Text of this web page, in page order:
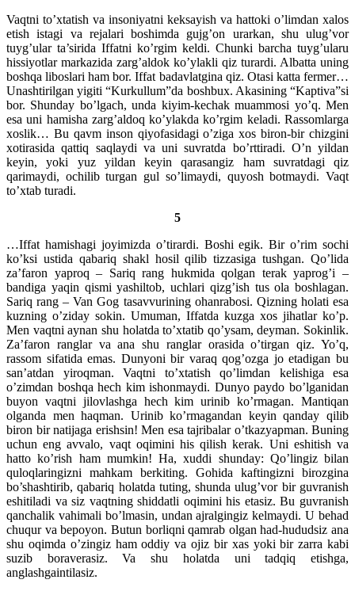
Vaqtni to’xtatish va insoniyatni keksayish va hattoki o’limdan xalos
etish istagi va rejalari boshimda gujg’on urarkan, shu ulug’vor
tuyg’ular ta’sirida Iffatni ko’rgim keldi. Chunki barcha tuyg’ularu
hissiyotlar markazida zarg’aldok ko’ylakli qiz turardi. Albatta uning
boshqa liboslari ham bor. Iffat badavlatgina qiz. Otasi katta fermer…
Unashtirilgan yigiti “Kurkullum”da boshbux. Akasining “Kaptiva”si
bor. Shunday bo’lgach, unda kiyim-kechak muammosi yo’q. Men
esa uni hamisha zarg’aldoq ko’ylakda ko’rgim keladi. Rassomlarga
xoslik… Bu qavm inson qiyofasidagi o’ziga xos biron-bir chizgini
xotirasida qattiq saqlaydi va uni suvratda bo’rttiradi. O’n yildan
keyin, yoki yuz yildan keyin qarasangiz ham suvratdagi qiz
qarimaydi, ochilib turgan gul so’limaydi, quyosh botmaydi. Vaqt
to’xtab turadi.
5
…Iffat hamishagi joyimizda o’tirardi. Boshi egik. Bir o’rim sochi
ko’ksi ustida qabariq shakl hosil qilib tizzasiga tushgan. Qo’lida
za’faron yaproq – Sariq rang hukmida qolgan terak yaprog’i –
bandiga yaqin qismi yashiltob, uchlari qizg’ish tus ola boshlagan.
Sariq rang – Van Gog tasavvurining ohanrabosi. Qizning holati esa
kuzning o’ziday sokin. Umuman, Iffatda kuzga xos jihatlar ko’p.
Men vaqtni aynan shu holatda to’xtatib qo’ysam, deyman. Sokinlik.
Za’faron ranglar va ana shu ranglar orasida o’tirgan qiz. Yo’q,
rassom sifatida emas. Dunyoni bir varaq qog’ozga jo etadigan bu
san’atdan yiroqman. Vaqtni to’xtatish qo’limdan kelishiga esa
o’zimdan boshqa hech kim ishonmaydi. Dunyo paydo bo’lganidan
buyon vaqtni jilovlashga hech kim urinib ko’rmagan. Mantiqan
olganda men haqman. Urinib ko’rmagandan keyin qanday qilib
biron bir natijaga erishsin! Men esa tajribalar o’tkazyapman. Buning
uchun eng avvalo, vaqt oqimini his qilish kerak. Uni eshitish va
hatto ko’rish ham mumkin! Ha, xuddi shunday: Qo’lingiz bilan
quloqlaringizni mahkam berkiting. Gohida kaftingizni birozgina
bo’shashtirib, qabariq holatda tuting, shunda ulug’vor bir guvranish
eshitiladi va siz vaqtning shiddatli oqimini his etasiz. Bu guvranish
qanchalik vahimali bo’lmasin, undan ajralgingiz kelmaydi. U behad
chuqur va bepoyon. Butun borliqni qamrab olgan had-hududsiz ana
shu oqimda o’zingiz ham oddiy va ojiz bir xas yoki bir zarra kabi
suzib boraverasiz. Va shu holatda uni tadqiq etishga,
anglashgaintilasiz.